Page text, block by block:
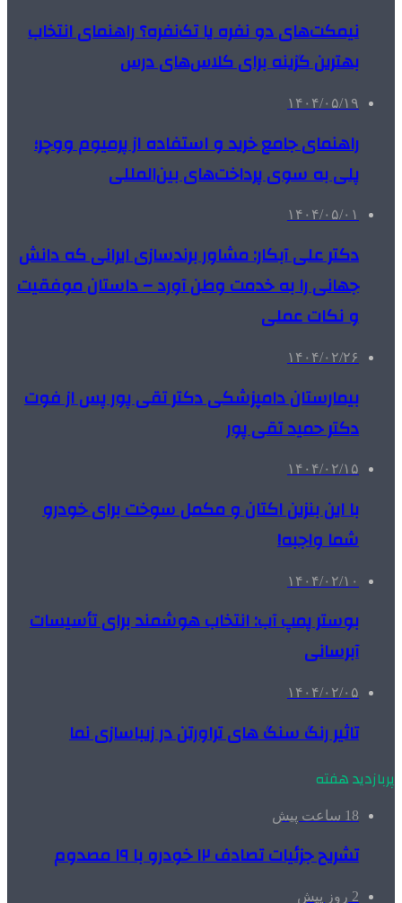
نیمکت‌های دو نفره یا تک‌نفره؟ راهنمای انتخاب
بهترین گزینه برای کلاس‌های درس
۱۴۰۴/۰۵/۱۹
راهنمای جامع خرید و استفاده از پرمیوم ووچر؛
پلی به سوی پرداخت‌های بین‌المللی
۱۴۰۴/۰۵/۰۱
دکتر علی آبکار: مشاور برندسازی ایرانی که دانش
جهانی را به خدمت وطن آورد – داستان موفقیت
و نکات عملی
۱۴۰۴/۰۲/۲۶
بیمارستان دامپزشکی دکتر تقی پور پس از فوت
دکتر حمید تقی پور
۱۴۰۴/۰۲/۱۵
با این بنزین اکتان و مکمل سوخت برای خودرو
شما واجبه!
۱۴۰۴/۰۲/۱۰
بوستر پمپ آب: انتخاب هوشمند برای تأسیسات
آبرسانی
۱۴۰۴/۰۲/۰۵
تاثیر رنگ سنگ های تراورتن در زیباسازی نما
پربازدید هفته
18 ساعت پیش
تشریح جزئیات تصادف ۱۲ خودرو با ۱۹ مصدوم
2 روز پیش